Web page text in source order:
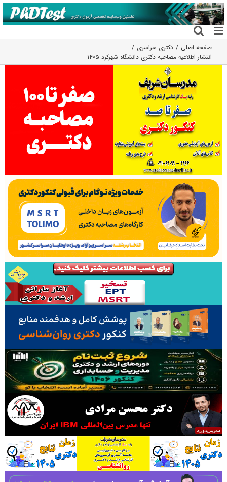
رفتن
به
محتوا
صفحه اصلی
دکتری سراسری
انتشار اطلاعیه مصاحبه دکتری دانشگاه شهرکرد ۱۴۰۵